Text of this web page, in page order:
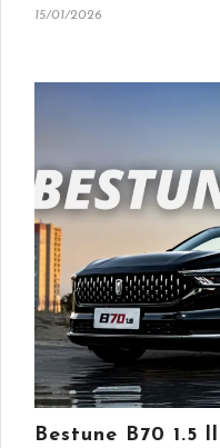
15/01/2026
Bestune B70 1.5